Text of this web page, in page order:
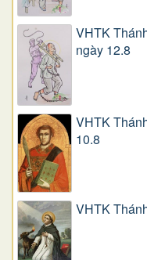
VHTK
ngày 12.8
VHTK
10.8
VHTK